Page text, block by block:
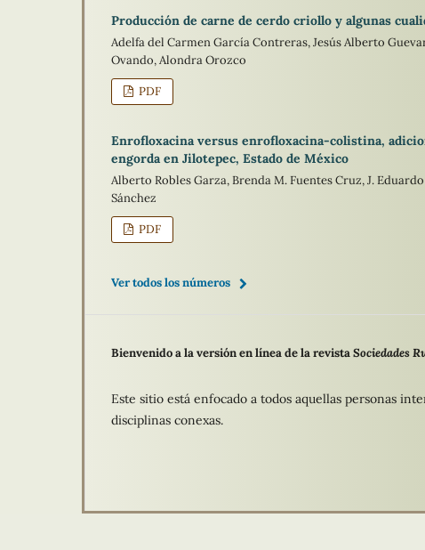
Producción de carne de cerdo criollo y algunas
Adelfa del Carmen García Contreras, Jesús Alberto
Ovando, Alondra Orozco
PDF
Enrofloxacina versus enrofloxacina-colistina,
engorda en Jilotepec, Estado de México
Alberto Robles Garza, Brenda M. Fuentes Cruz, J.
Sánchez
PDF
Ver todos los números
Bienvenido a la versión en línea de la revistaSociedades
Este sitio está enfocado a todos aquellas personas
disciplinas conexas.